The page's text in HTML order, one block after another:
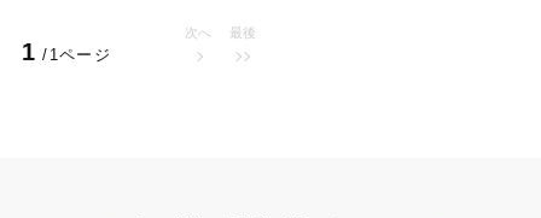
1 /1ページ
次へ 最後